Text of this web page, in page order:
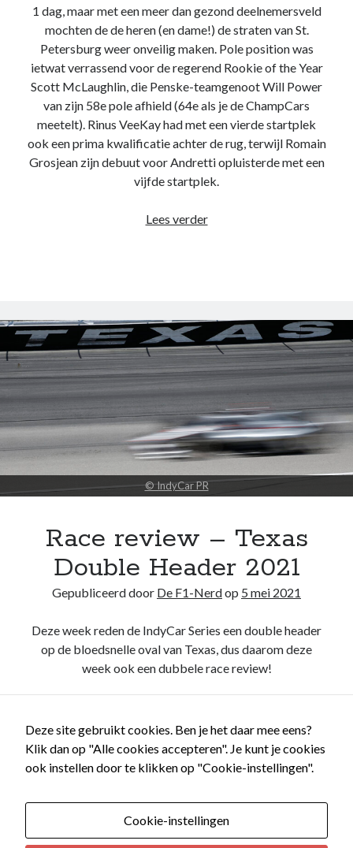
1 dag, maar met een meer dan gezond deelnemersveld
mochten de de heren (en dame!) de straten van St.
Petersburg weer onveilig maken. Pole position was
ietwat verrassend voor de regerend Rookie of the Year
Scott McLaughlin, die Penske-teamgenoot Will Power
van zijn 58e pole afhield (64e als je de ChampCars
meetelt). Rinus VeeKay had met een vierde startplek
ook een prima kwalificatie achter de rug, terwijl Romain
Grosjean zijn debuut voor Andretti opluisterde met een
vijfde startplek.
Lees verderRace
St.
Petersburg
2022
© IndyCar PR
Race review – Texas
Double Header 2021
Gepubliceerd door De F1-Nerdop 5 mei 2021
Deze week reden de IndyCar Series een double header
op de bloedsnelle oval van Texas, dus daarom deze
week ook een dubbele race review!
review
Texas
Header
2021
Deze site gebruikt cookies. Ben je het daar mee eens?
Klik dan op "Alle cookies accepteren". Je kunt je cookies
ook instellen door te klikken op "Cookie-instellingen".
Cookie-instellingen